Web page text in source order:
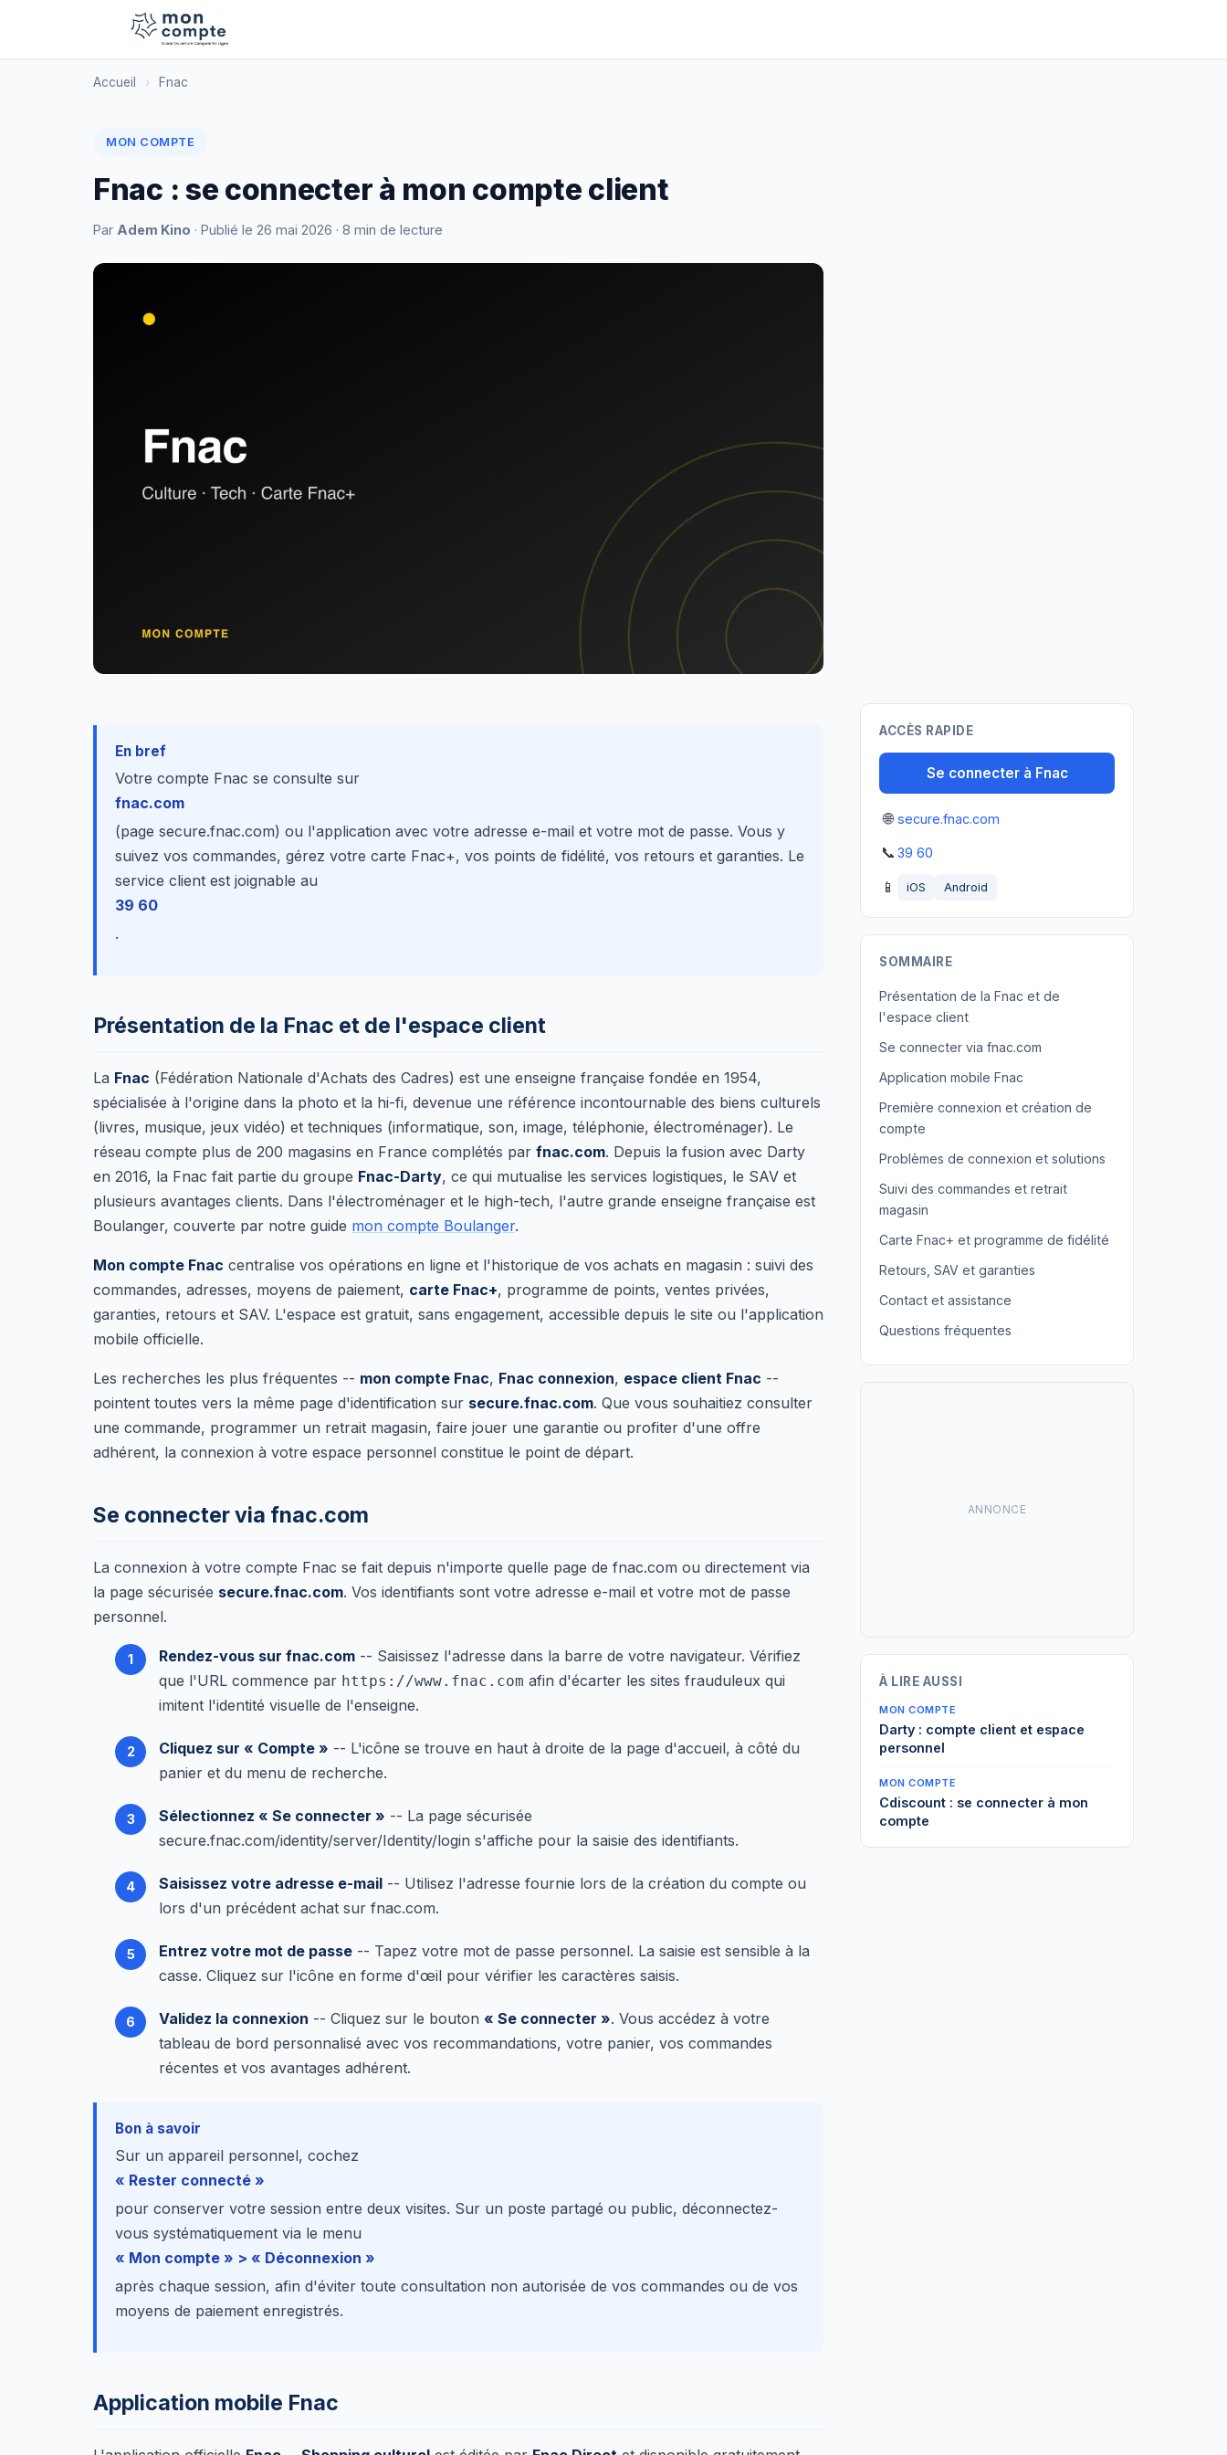
Accueil › Fnac
MON COMPTE
Fnac : se connecter à mon compte client
Par Adem Kino · Publié le 26 mai 2026 · 8 min de lecture
En bref
Votre compte Fnac se consulte sur
fnac.com
(page secure.fnac.com) ou l'application avec votre adresse e-mail et votre mot de passe. Vous y
suivez vos commandes, gérez votre carte Fnac+, vos points de fidélité, vos retours et garanties. Le
service client est joignable au
39 60
.
Présentation de la Fnac et de l'espace client
La Fnac (Fédération Nationale d'Achats des Cadres) est une enseigne française fondée en 1954,
spécialisée à l'origine dans la photo et la hi-fi, devenue une référence incontournable des biens culturels
(livres, musique, jeux vidéo) et techniques (informatique, son, image, téléphonie, électroménager). Le
réseau compte plus de 200 magasins en France complétés par fnac.com. Depuis la fusion avec Darty
en 2016, la Fnac fait partie du groupe Fnac-Darty, ce qui mutualise les services logistiques, le SAV et
plusieurs avantages clients. Dans l'électroménager et le high-tech, l'autre grande enseigne française est
Boulanger, couverte par notre guide mon compte Boulanger.
Mon compte Fnac centralise vos opérations en ligne et l'historique de vos achats en magasin : suivi des
commandes, adresses, moyens de paiement, carte Fnac+, programme de points, ventes privées,
garanties, retours et SAV. L'espace est gratuit, sans engagement, accessible depuis le site ou l'application
mobile officielle.
Les recherches les plus fréquentes -- mon compte Fnac, Fnac connexion, espace client Fnac --
pointent toutes vers la même page d'identification sur secure.fnac.com. Que vous souhaitiez consulter
une commande, programmer un retrait magasin, faire jouer une garantie ou profiter d'une offre
adhérent, la connexion à votre espace personnel constitue le point de départ.
Se connecter via fnac.com
La connexion à votre compte Fnac se fait depuis n'importe quelle page de fnac.com ou directement via
la page sécurisée secure.fnac.com. Vos identifiants sont votre adresse e-mail et votre mot de passe
personnel.
Rendez-vous sur fnac.com -- Saisissez l'adresse dans la barre de votre navigateur. Vérifiez
que l'URL commence par https://www.fnac.com afin d'écarter les sites frauduleux qui
imitent l'identité visuelle de l'enseigne.
Cliquez sur « Compte » -- L'icône se trouve en haut à droite de la page d'accueil, à côté du
panier et du menu de recherche.
Sélectionnez « Se connecter » -- La page sécurisée
secure.fnac.com/identity/server/Identity/login s'affiche pour la saisie des identifiants.
Saisissez votre adresse e-mail -- Utilisez l'adresse fournie lors de la création du compte ou
lors d'un précédent achat sur fnac.com.
Entrez votre mot de passe -- Tapez votre mot de passe personnel. La saisie est sensible à la
casse. Cliquez sur l'icône en forme d'œil pour vérifier les caractères saisis.
Validez la connexion -- Cliquez sur le bouton « Se connecter ». Vous accédez à votre
tableau de bord personnalisé avec vos recommandations, votre panier, vos commandes
récentes et vos avantages adhérent.
Bon à savoir
Sur un appareil personnel, cochez
« Rester connecté »
pour conserver votre session entre deux visites. Sur un poste partagé ou public, déconnectez-
vous systématiquement via le menu
« Mon compte » > « Déconnexion »
après chaque session, afin d'éviter toute consultation non autorisée de vos commandes ou de vos
moyens de paiement enregistrés.
Application mobile Fnac
ACCÈS RAPIDE
Se connecter à Fnac
🌐 secure.fnac.com
📞 39 60
📱 iOS Android
SOMMAIRE
Présentation de la Fnac et de
l'espace client
Se connecter via fnac.com
Application mobile Fnac
Première connexion et création de
compte
Problèmes de connexion et solutions
Suivi des commandes et retrait
magasin
Carte Fnac+ et programme de fidélité
Retours, SAV et garanties
Contact et assistance
Questions fréquentes
ANNONCE
À LIRE AUSSI
MON COMPTE
Darty : compte client et espace
personnel
MON COMPTE
Cdiscount : se connecter à mon
compte